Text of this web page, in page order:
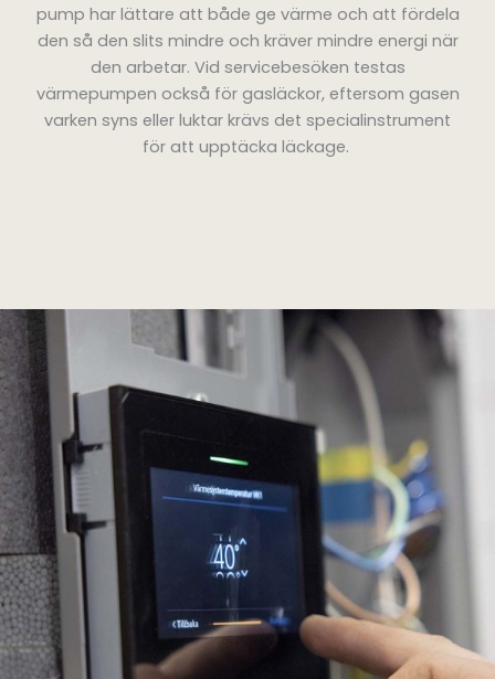
pump har lättare att både ge värme och att fördela
den så den slits mindre och kräver mindre energi när
den arbetar. Vid servicebesöken testas
värmepumpen också för gasläckor, eftersom gasen
varken syns eller luktar krävs det specialinstrument
för att upptäcka läckage.